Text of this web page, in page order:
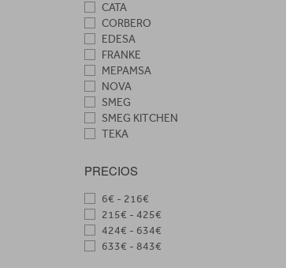
CATA
CORBERO
EDESA
FRANKE
MEPAMSA
NOVA
SMEG
SMEG KITCHEN
TEKA
PRECIOS
6€ - 216€
215€ - 425€
424€ - 634€
633€ - 843€